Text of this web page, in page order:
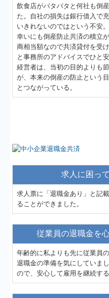
飲食店がバタバタと何社も倒
た。自社の損失は銀行借入で
いきれないのではという不安。
幸いにも倒産防止共済の積立
商相当額なので共済貸付を受
と事務所のアドバイスでひと安
経営者は、当初の目的よりも
が、本来の倒産の防止という
とつながっている。
求人に困っ
求人票に「退職金あり」と記
ることができました。
従業員の退職金を
年齢的に私よりも先に従業員
退職金の準備を気にしていま
ので、安心して雇用を継続す